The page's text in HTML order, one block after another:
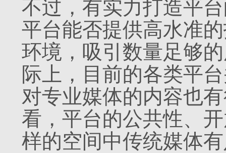
不过，有实力打造平
平台能否提供高水准
环境，吸引数量足够
际上，目前的各类平
对专业媒体的内容也
看，平台的公共性、
样的空间中传统媒体